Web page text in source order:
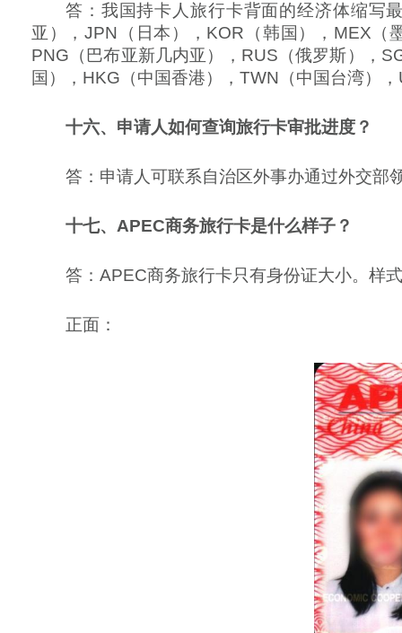
答：我国持卡人旅行卡背面的经济体缩写
亚），JPN（日本），KOR（韩国），MEX（
PNG（巴布亚新几内亚），RUS（俄罗斯），
国），HKG（中国香港），TWN（中国台湾）
十六、申请人如何查询旅行卡审批进度？
答：申请人可联系自治区外事办通过外交部
十七、APEC商务旅行卡是什么样子？
答：APEC商务旅行卡只有身份证大小。样
正面：